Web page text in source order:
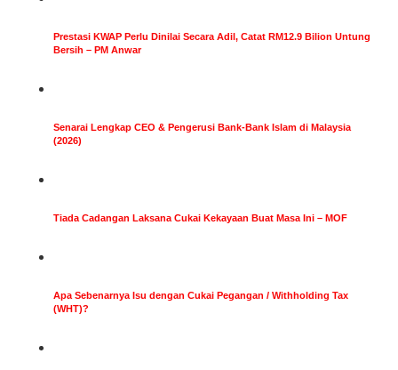
Prestasi KWAP Perlu Dinilai Secara Adil, Catat RM12.9 Bilion Untung
Bersih – PM Anwar
Senarai Lengkap CEO & Pengerusi Bank-Bank Islam di Malaysia
(2026)
Tiada Cadangan Laksana Cukai Kekayaan Buat Masa Ini – MOF
Apa Sebenarnya Isu dengan Cukai Pegangan / Withholding Tax
(WHT)?